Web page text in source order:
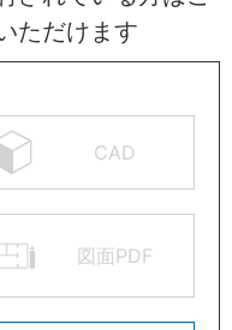
ただけます
CAD
図面PDF